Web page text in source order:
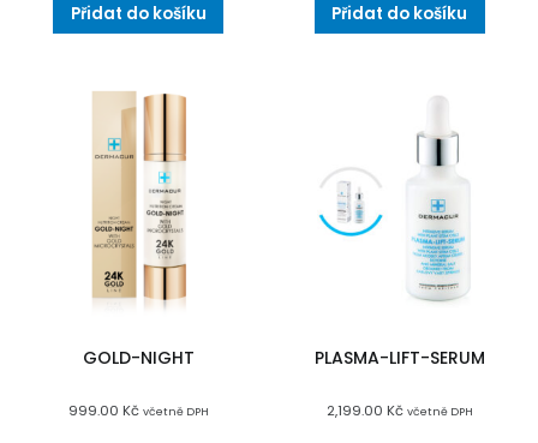
Přidat do košíku Přidat do košíku
GOLD-NIGHT
999.00 Kč včetně DPH
PLASMA-LIFT-SERUM
2,199.00 Kč včetně DPH